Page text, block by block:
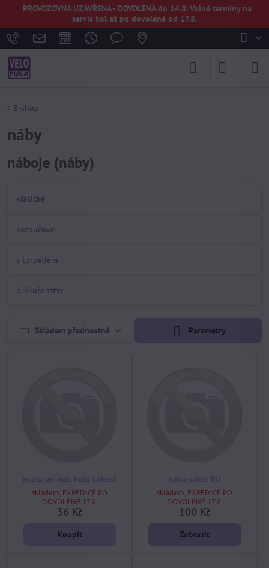
PROVOZOVNA UZAVŘENA - DOVOLENÁ do 14.8. Volné termíny na
servis kol až po dovolené od 17.8.
E-shop
náby
náboje (náby)
klasické
kotoučové
s torpedem
příslušenství
Skladem přednostně Parametry
skladem, EXPEDICE PO
DOVOLENÉ 17.8.
36 Kč
Koupit
skladem, EXPEDICE PO
DOVOLENÉ 17.8.
100 Kč
Zobrazit